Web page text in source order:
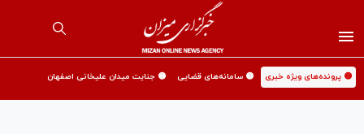
🟡 پرونده‌های ویژه خبری 🟡 سامانه‌های قضایی 🟡 جنایت میدان علیخانی اصفهان